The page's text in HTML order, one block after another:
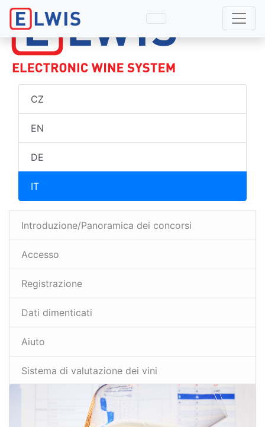
CZ
EN
DE
IT
Introduzione/Panoramica dei concorsi
Accesso
Registrazione
Dati dimenticati
Aiuto
Sistema di valutazione dei vini